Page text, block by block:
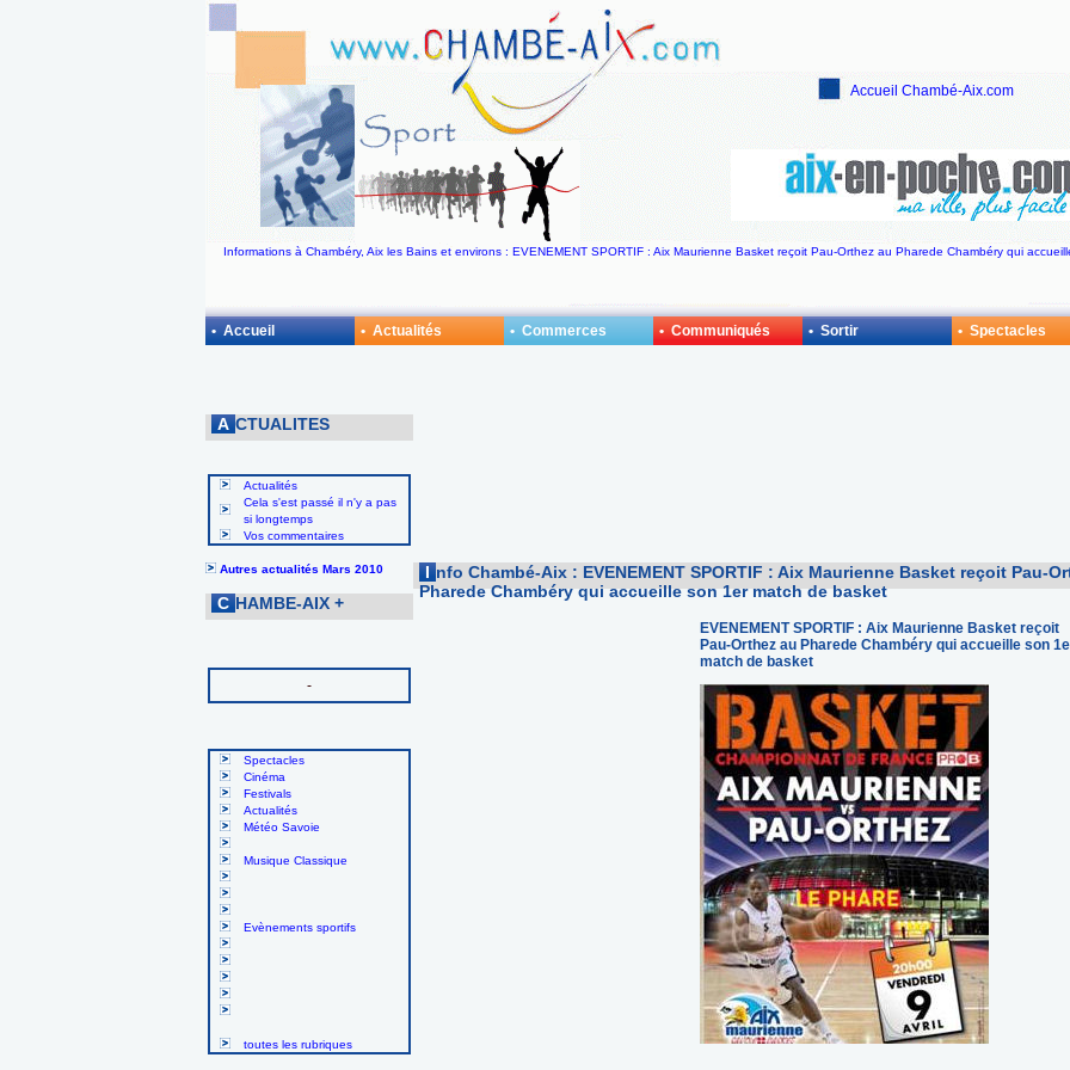
Informations à Chambéry, Aix les Bains et environs : EVENEMENT SPORTIF : Aix Maurienne Basket reçoit Pau-Orthez au Pharede Chambéry qui
Accueil Chambé-Aix.com
A CTUALITES
Actualités
Cela s'est passé il n'y a pas
si longtemps
Vos commentaires
Autres actualités Mars 2010
C HAMBE-AIX +
-
Spectacles
Cinéma
Festivals
Actualités
Météo Savoie
Musique Classique
Evènements sportifs
toutes les rubriques
I nfo Chambé-Aix : EVENEMENT SPORTIF : Aix Maurienne Basket reçoit Pau-
Pharede Chambéry qui accueille son 1er match de basket
EVENEMENT SPORTIF : Aix Maurienne Basket reçoit
Pau-Orthez au Pharede Chambéry qui accueille son
match de basket
• Accueil • Actualités • Commerces • Communiqués • Sortir • Spectacles